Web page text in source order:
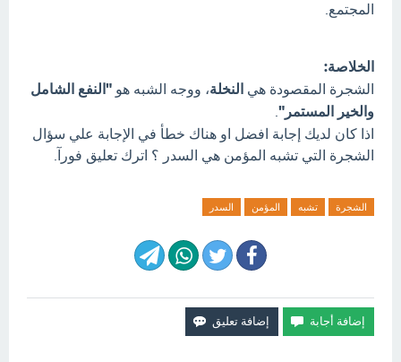
المجتمع.
الخلاصة:
الشجرة المقصودة هي النخلة، ووجه الشبه هو "النفع الشامل
والخير المستمر"
اذا كان لديك إجابة افضل او هناك خطأ في الإجابة علي سؤال
الشجرة التي تشبه المؤمن هي السدر ؟ اترك تعليق فورآ.
الشجرة تشبه المؤمن السدر